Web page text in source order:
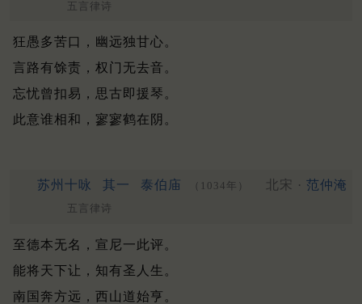
五言律诗
狂愚多苦口，幽远独甘心。
言路有馀责，权门无去音。
忘忧曾扣易，思古即援琴。
此意谁相和，寥寥鹤在阴。
苏州十咏 其一 泰伯庙 （1034年） 北宋 · 范仲淹
五言律诗
至德本无名，宣尼一此评。
能将天下让，知有圣人生。
南国奔方远，西山道始亨。